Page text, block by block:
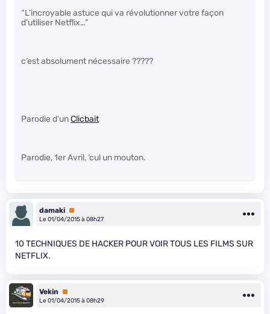
“L’incroyable astuce qui va révolutionner votre façon
d’utiliser Netflix…”
c’est absolument nécessaire ?????
Parodie d’unClicbait
Parodie, 1er Avril, ‘cul un mouton.
damaki Premium
Le 01/04/2015 à 08h27
10 TECHNIQUES DE HACKER POUR VOIR TOUS LES FILMS SUR
NETFLIX.
Vekin
Premium
Le 01/04/2015 à 08h29